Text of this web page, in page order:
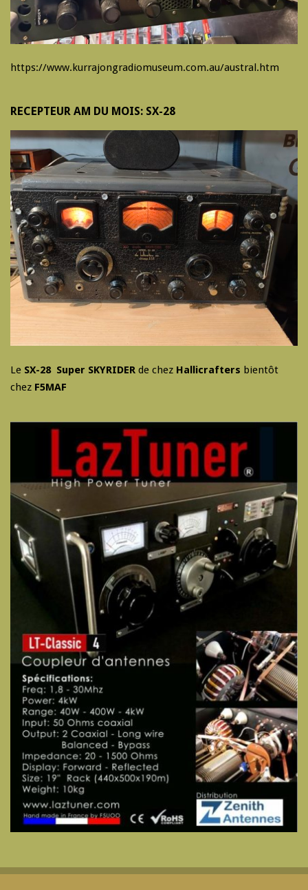
https://www.kurrajongradiomuseum.com.au/austral.htm
RECEPTEUR AM DU MOIS: SX-28
Le SX-28 Super SKYRIDER de chez Hallicrafters bientôt
chez F5MAF